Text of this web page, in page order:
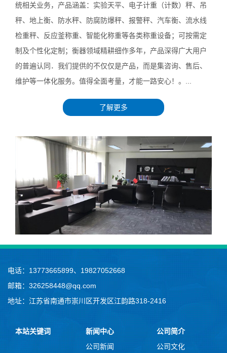
统相关业务，产品涵盖：实验天平、电子计重（计数）秤、吊
秤、地上衡、防水秤、防腐防爆秤、报警秤、汽车衡、流水线
检重秤、反应釜称重、智能化称重等各类称重设备；可按需定
制及个性化定制；衡器领域精耕细作多年，产品深得广大用户
的普遍认同．我们提供的不仅仅是产品，而是集咨询、售后、
维护等一体化服务。值得全面考量，才能一路安心！。...
了解更多
电话：13773665899、19827052668
邮箱：326258448@qq.com
地址：江苏省南通市崇川区开发区江韵路318-2416
本站关键词
新闻中心
公司新闻
公司简介
公司文化